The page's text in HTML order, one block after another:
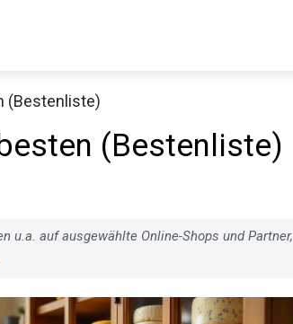
(Bestenliste)
(Bestenliste)
u.a. auf ausgewählte Online-Shops und Partner,